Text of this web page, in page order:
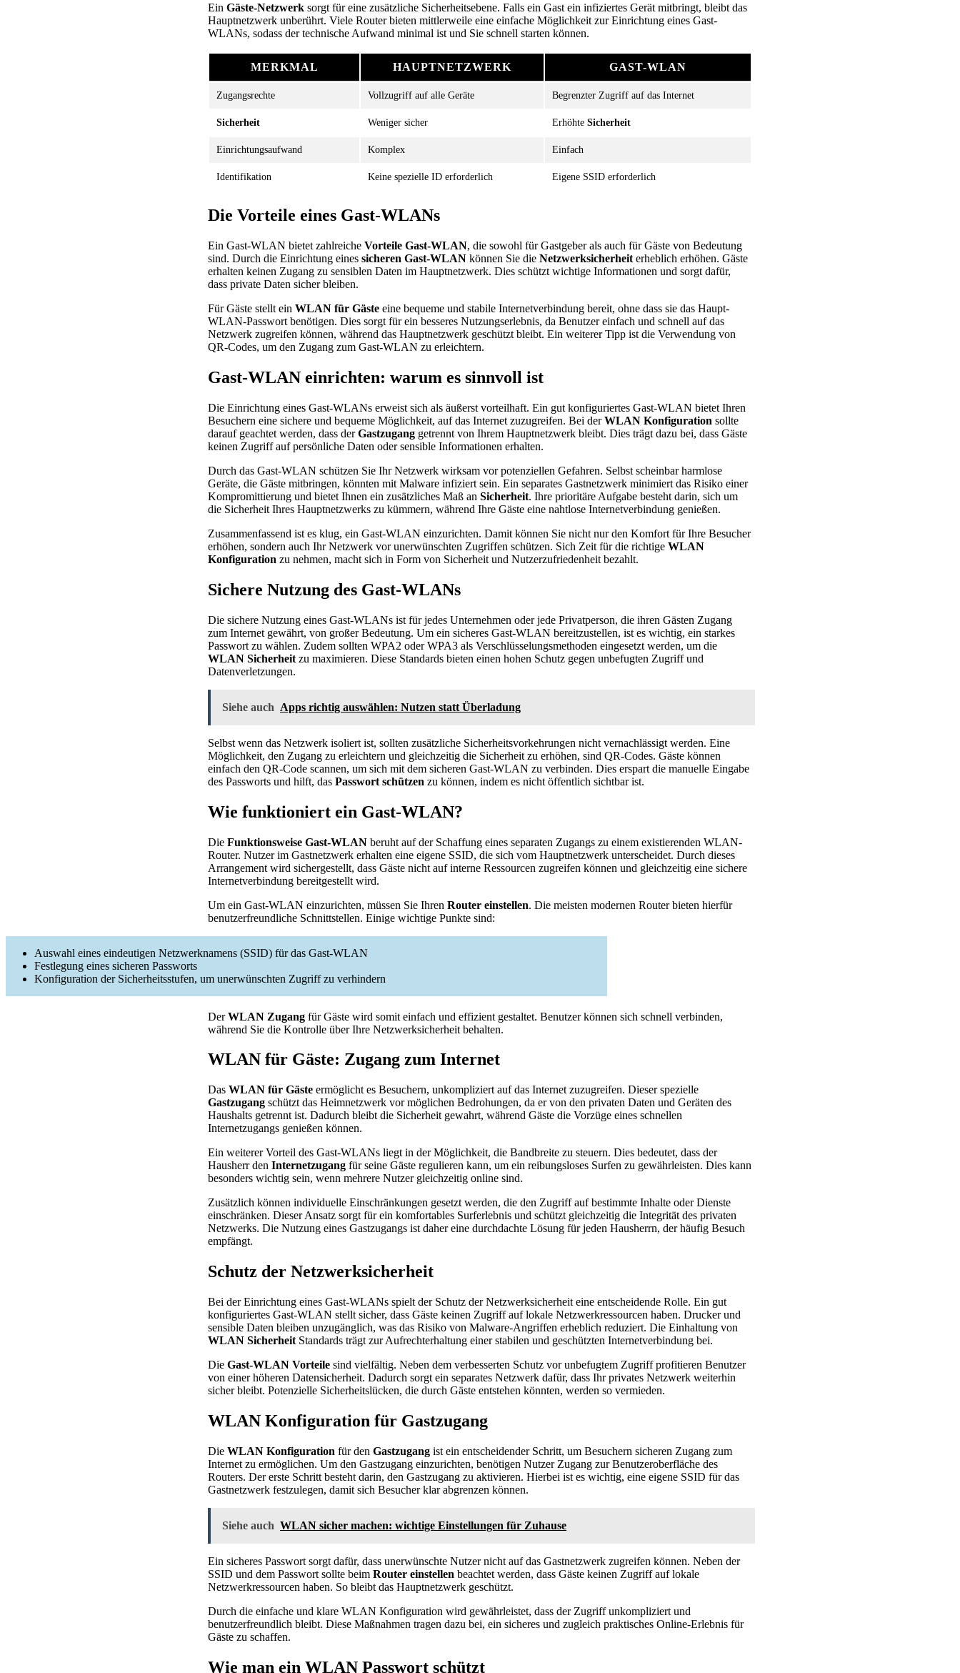
Ein Gäste-Netzwerk sorgt für eine zusätzliche Sicherheitsebene. Falls ein Gast ein infiziertes Gerät mitbringt, bleibt das
Hauptnetzwerk unberührt. Viele Router bieten mittlerweile eine einfache Möglichkeit zur Einrichtung eines Gast-
WLANs, sodass der technische Aufwand minimal ist und Sie schnell starten können.
MERKMAL HAUPTNETZWERK GAST-WLAN
Zugangsrechte Vollzugriff auf alle Geräte Begrenzter Zugriff auf das Internet
Sicherheit Weniger sicher Erhöhte Sicherheit
Einrichtungsaufwand Komplex Einfach
Identifikation Keine spezielle ID erforderlich Eigene SSID erforderlich
Die Vorteile eines Gast-WLANs
Ein Gast-WLAN bietet zahlreiche Vorteile Gast-WLAN, die sowohl für Gastgeber als auch für Gäste von Bedeutung
sind. Durch die Einrichtung eines sicheren Gast-WLAN können Sie die Netzwerksicherheit erheblich erhöhen. Gäste
erhalten keinen Zugang zu sensiblen Daten im Hauptnetzwerk. Dies schützt wichtige Informationen und sorgt dafür,
dass private Daten sicher bleiben.
Für Gäste stellt ein WLAN für Gäste eine bequeme und stabile Internetverbindung bereit, ohne dass sie das Haupt-
WLAN-Passwort benötigen. Dies sorgt für ein besseres Nutzungserlebnis, da Benutzer einfach und schnell auf das
Netzwerk zugreifen können, während das Hauptnetzwerk geschützt bleibt. Ein weiterer Tipp ist die Verwendung von
QR-Codes, um den Zugang zum Gast-WLAN zu erleichtern.
Gast-WLAN einrichten: warum es sinnvoll ist
Die Einrichtung eines Gast-WLANs erweist sich als äußerst vorteilhaft. Ein gut konfiguriertes Gast-WLAN bietet Ihren
Besuchern eine sichere und bequeme Möglichkeit, auf das Internet zuzugreifen. Bei derWLAN Konfiguration sollte
darauf geachtet werden, dass derGastzugang getrennt von Ihrem Hauptnetzwerk bleibt. Dies trägt dazu bei, dass Gäste
keinen Zugriff auf persönliche Daten oder sensible Informationen erhalten.
Durch das Gast-WLAN schützen Sie Ihr Netzwerk wirksam vor potenziellen Gefahren. Selbst scheinbar harmlose
Geräte, die Gäste mitbringen, könnten mit Malware infiziert sein. Ein separates Gastnetzwerk minimiert das Risiko einer
Kompromittierung und bietet Ihnen ein zusätzliches Maß an Sicherheit. Ihre prioritäre Aufgabe besteht darin, sich um
die Sicherheit Ihres Hauptnetzwerks zu kümmern, während Ihre Gäste eine nahtlose Internetverbindung genießen.
Zusammenfassend ist es klug, ein Gast-WLAN einzurichten. Damit können Sie nicht nur den Komfort für Ihre Besucher
erhöhen, sondern auch Ihr Netzwerk vor unerwünschten Zugriffen schützen. Sich Zeit für die richtige WLAN
Konfiguration zu nehmen, macht sich in Form von Sicherheit und Nutzerzufriedenheit bezahlt.
Sichere Nutzung des Gast-WLANs
Die sichere Nutzung eines Gast-WLANs ist für jedes Unternehmen oder jede Privatperson, die ihren Gästen Zugang
zum Internet gewährt, von großer Bedeutung. Um ein sicheres Gast-WLAN bereitzustellen, ist es wichtig, ein starkes
Passwort zu wählen. Zudem sollten WPA2 oder WPA3 als Verschlüsselungsmethoden eingesetzt werden, um die
WLAN Sicherheit zu maximieren. Diese Standards bieten einen hohen Schutz gegen unbefugten Zugriff und
Datenverletzungen.
Siehe auch Apps richtig auswählen: Nutzen statt Überladung
Selbst wenn das Netzwerk isoliert ist, sollten zusätzliche Sicherheitsvorkehrungen nicht vernachlässigt werden. Eine
Möglichkeit, den Zugang zu erleichtern und gleichzeitig die Sicherheit zu erhöhen, sind QR-Codes. Gäste können
einfach den QR-Code scannen, um sich mit dem sicheren Gast-WLAN zu verbinden. Dies erspart die manuelle Eingabe
des Passworts und hilft, das Passwort schützen zu können, indem es nicht öffentlich sichtbar ist.
Wie funktioniert ein Gast-WLAN?
Die Funktionsweise Gast-WLAN beruht auf der Schaffung eines separaten Zugangs zu einem existierenden WLAN-
Router. Nutzer im Gastnetzwerk erhalten eine eigene SSID, die sich vom Hauptnetzwerk unterscheidet. Durch dieses
Arrangement wird sichergestellt, dass Gäste nicht auf interne Ressourcen zugreifen können und gleichzeitig eine sichere
Internetverbindung bereitgestellt wird.
Um ein Gast-WLAN einzurichten, müssen Sie Ihren Router einstellen. Die meisten modernen Router bieten hierfür
benutzerfreundliche Schnittstellen. Einige wichtige Punkte sind:
Auswahl eines eindeutigen Netzwerknamens (SSID) für das Gast-WLAN
Festlegung eines sicheren Passworts
Konfiguration der Sicherheitsstufen, um unerwünschten Zugriff zu verhindern
DerWLAN Zugang für Gäste wird somit einfach und effizient gestaltet. Benutzer können sich schnell verbinden,
während Sie die Kontrolle über Ihre Netzwerksicherheit behalten.
WLAN für Gäste: Zugang zum Internet
Das WLAN für Gäste ermöglicht es Besuchern, unkompliziert auf das Internet zuzugreifen. Dieser spezielle
Gastzugang schützt das Heimnetzwerk vor möglichen Bedrohungen, da er von den privaten Daten und Geräten des
Haushalts getrennt ist. Dadurch bleibt die Sicherheit gewahrt, während Gäste die Vorzüge eines schnellen
Internetzugangs genießen können.
Ein weiterer Vorteil des Gast-WLANs liegt in der Möglichkeit, die Bandbreite zu steuern. Dies bedeutet, dass der
Hausherr den Internetzugang für seine Gäste regulieren kann, um ein reibungsloses Surfen zu gewährleisten. Dies kann
besonders wichtig sein, wenn mehrere Nutzer gleichzeitig online sind.
Zusätzlich können individuelle Einschränkungen gesetzt werden, die den Zugriff auf bestimmte Inhalte oder Dienste
einschränken. Dieser Ansatz sorgt für ein komfortables Surferlebnis und schützt gleichzeitig die Integrität des privaten
Netzwerks. Die Nutzung eines Gastzugangs ist daher eine durchdachte Lösung für jeden Hausherrn, der häufig Besuch
empfängt.
Schutz der Netzwerksicherheit
Bei der Einrichtung eines Gast-WLANs spielt der Schutz der Netzwerksicherheit eine entscheidende Rolle. Ein gut
konfiguriertes Gast-WLAN stellt sicher, dass Gäste keinen Zugriff auf lokale Netzwerkressourcen haben. Drucker und
sensible Daten bleiben unzugänglich, was das Risiko von Malware-Angriffen erheblich reduziert. Die Einhaltung von
WLAN Sicherheit Standards trägt zur Aufrechterhaltung einer stabilen und geschützten Internetverbindung bei.
Die Gast-WLAN Vorteile sind vielfältig. Neben dem verbesserten Schutz vor unbefugtem Zugriff profitieren Benutzer
von einer höheren Datensicherheit. Dadurch sorgt ein separates Netzwerk dafür, dass Ihr privates Netzwerk weiterhin
sicher bleibt. Potenzielle Sicherheitslücken, die durch Gäste entstehen könnten, werden so vermieden.
WLAN Konfiguration für Gastzugang
Die WLAN Konfiguration für den Gastzugang ist ein entscheidender Schritt, um Besuchern sicheren Zugang zum
Internet zu ermöglichen. Um den Gastzugang einzurichten, benötigen Nutzer Zugang zur Benutzeroberfläche des
Routers. Der erste Schritt besteht darin, den Gastzugang zu aktivieren. Hierbei ist es wichtig, eine eigene SSID für das
Gastnetzwerk festzulegen, damit sich Besucher klar abgrenzen können.
Siehe auch WLAN sicher machen: wichtige Einstellungen für Zuhause
Ein sicheres Passwort sorgt dafür, dass unerwünschte Nutzer nicht auf das Gastnetzwerk zugreifen können. Neben der
SSID und dem Passwort sollte beim Router einstellen beachtet werden, dass Gäste keinen Zugriff auf lokale
Netzwerkressourcen haben. So bleibt das Hauptnetzwerk geschützt.
Durch die einfache und klare WLAN Konfiguration wird gewährleistet, dass der Zugriff unkompliziert und
benutzerfreundlich bleibt. Diese Maßnahmen tragen dazu bei, ein sicheres und zugleich praktisches Online-Erlebnis für
Gäste zu schaffen.
Wie man ein WLAN Passwort schützt